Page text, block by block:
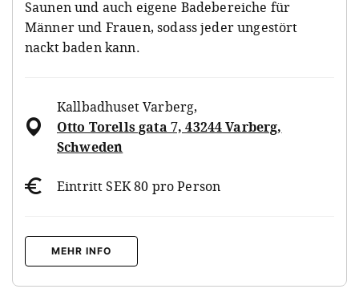
Saunen und auch eigene Badebereiche für
Männer und Frauen, sodass jeder ungestört
nackt baden kann.
Kallbadhuset Varberg,
Otto Torells gata 7, 43244 Varberg,
Schweden
Eintritt SEK 80 pro Person
MEHR INFO